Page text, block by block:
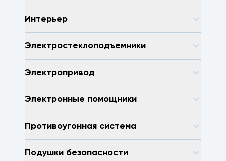
Интерьер
Электростеклоподъемники
Электропривод
Электронные помощники
Противоугонная система
Подушки безопасности